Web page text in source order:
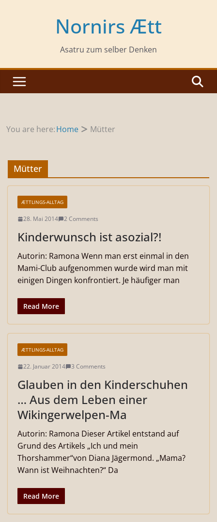
Nornirs Ætt
Asatru zum selber Denken
You are here:Home Mütter
Mütter
ÆTTLINGS-ALLTAG
28. Mai 2014 2 Comments
Kinderwunsch ist asozial?!
Autorin: Ramona Wenn man erst einmal in den
Mami-Club aufgenommen wurde wird man mit
einigen Dingen konfrontiert. Je häufiger man
Read More
ÆTTLINGS-ALLTAG
22. Januar 2014 3 Comments
Glauben in den Kinderschuhen
… Aus dem Leben einer
Wikingerwelpen-Ma
Autorin: Ramona Dieser Artikel entstand auf
Grund des Artikels „Ich und mein
Thorshammer“von Diana Jägermond. „Mama?
Wann ist Weihnachten?“ Da
Read More